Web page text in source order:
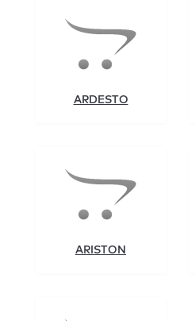
ARDESTO
ARISTON